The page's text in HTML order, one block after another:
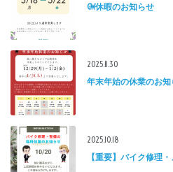
GW休暇のお知らせ
2025.11.30
年末年始の休業のお知
2025.10.18
【重要】バイク修理